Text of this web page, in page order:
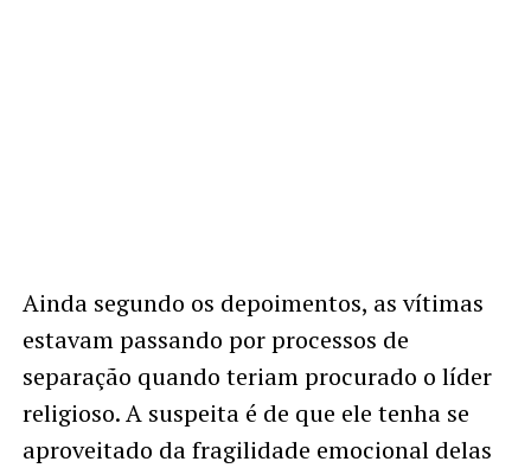
Ainda segundo os depoimentos, as vítimas
estavam passando por processos de
separação quando teriam procurado o líder
religioso. A suspeita é de que ele tenha se
aproveitado da fragilidade emocional delas